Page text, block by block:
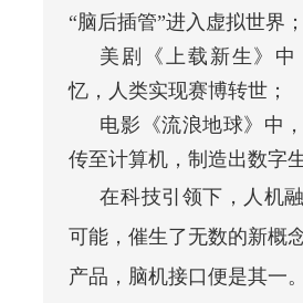
“脑后插管”进入虚拟世界；
美剧《上载新生》中
忆，人类实现赛博转世；
电影《流浪地球》中
传至计算机，制造出数
在科技引领下，人机
可能，催生了无数的新概
产品，脑机接口便是其一